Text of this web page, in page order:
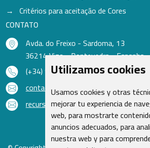
Utilizamos cookies
Usamos cookies y otras
mejorar tu experiencia de
web, para mostrarte
anuncios adecuados, para
nuestra web y para
Critérios para aceitação de Cores
CONTATO
Avda. do Freixo - Sardoma, 13
36214 Vigo - Pontevedra - Espanha
(+34) 986 48 16 33
contacto@qsr.es
recursoshumanos@qsr.es